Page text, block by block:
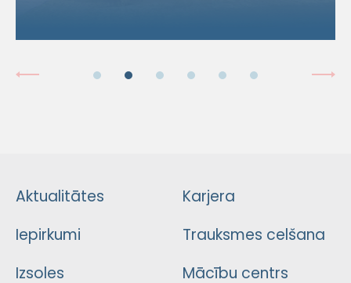
Aktualitātes
Iepirkumi
Izsoles
Karjera
Trauksmes celšana
Mācību centrs